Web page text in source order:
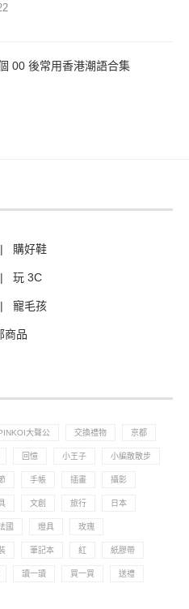
00 後常用香港潮語合集
購好鞋
玩 3C
寵毛孩
商品
大聲公 交換禮物 京都
回憶 小王子 小編散散步
手帳 插畫 攝影
文創 旅行 日本
國 燈具 玫瑰
筆記本 紅 紙膠帶
讀一讀 買一買 送禮